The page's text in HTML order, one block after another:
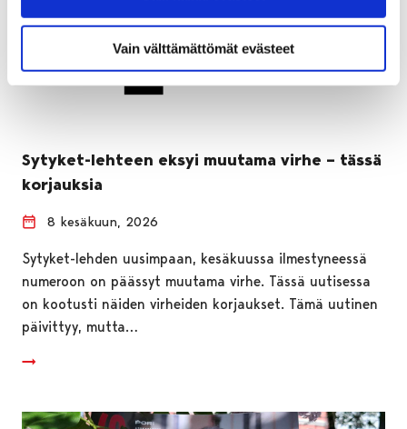
Vain välttämättömät evästeet
Sytyket-lehteen eksyi muutama virhe – tässä
korjauksia
8 kesäkuun, 2026
Sytyket-lehden uusimpaan, kesäkuussa ilmestyneessä
numeroon on päässyt muutama virhe. Tässä uutisessa
on kootusti näiden virheiden korjaukset. Tämä uutinen
päivittyy, mutta…